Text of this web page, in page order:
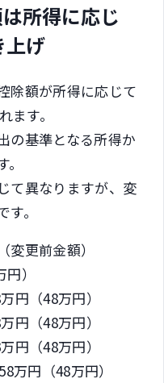
所得に応じ
上げ
除額が所得に応じて
ます。
の基準となる所得か
て異なりますが、変
。
更前金額）
）
円（48万円）
円（48万円）
円（48万円）
万円（48万円）